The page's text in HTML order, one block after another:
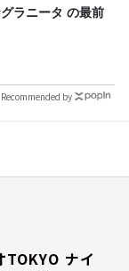
ラニータ の最前
Recommended by
ナイ